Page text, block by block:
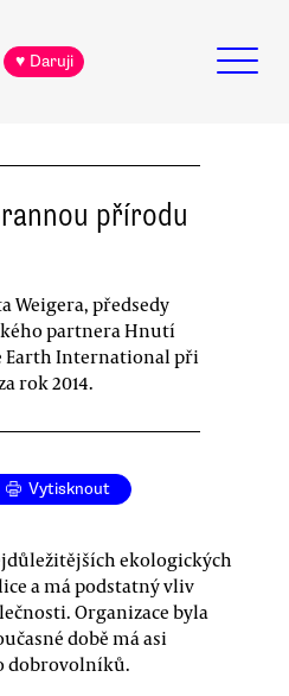
♥ Daruji
přírodu
Weigera, předsedy
partnera Hnutí
Earth International při
rok 2014.
Vytisknout
ekologických
a má podstatný vliv
Organizace byla
době má asi
dobrovolníků.